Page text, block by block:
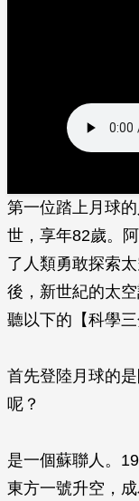
第一位踏上月球
世，享年82歲。
了人類勇敢探索
後，新世紀的太
聽以下的【科學
首先登陸月球的
呢？
是一個蘇聯人。
東方一號升空，